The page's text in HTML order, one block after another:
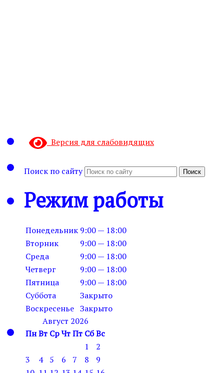
Версия для слабовидящих
Поиск по сайту Поиск
Режим работы
Понедельник 9:00 — 18:00
Вторник
9:00 — 18:00
Среда
9:00 — 18:00
Четверг
9:00 — 18:00
Пятница
9:00 — 18:00
Суббота
Закрыто
Воскресенье Закрыто
Август 2026
ПнВт СрЧтПт СбВс
1
2
3
4 5 6 7 8
9